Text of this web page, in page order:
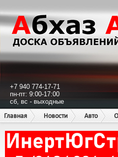
+7 940 774-17-71
пн-пт: 9:00-17:00
сб, вс - выходные
Главная
Новости Авто